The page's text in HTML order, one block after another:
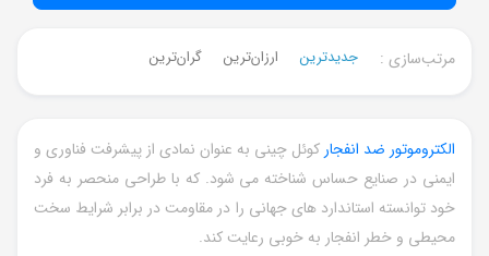
مرتب‌سازی : جدیدترین ارزان‌ترین گران‌ترین
الکتروموتور ضد انفجار کوئل چینی به عنوان نمادی از پیشرفت فناوری و
ایمنی در صنایع حساس شناخته می شود. که با طراحی منحصر به فرد
خود توانسته استاندارد های جهانی را در مقاومت در برابر شرایط سخت
محیطی و خطر انفجار به خوبی رعایت کند.